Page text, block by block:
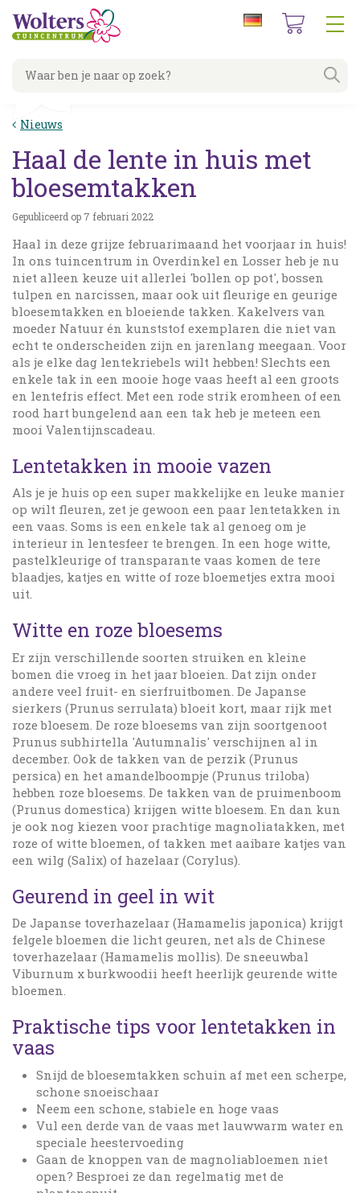
Nieuws
Haal de lente in huis met
bloesemtakken
Gepubliceerd op 7 februari 2022
Haal in deze grijze februarimaand het voorjaar in huis!
In ons tuincentrum in Overdinkel en Losser heb je nu
niet alleen keuze uit allerlei 'bollen op pot', bossen
tulpen en narcissen, maar ook uit fleurige en geurige
bloesemtakken en bloeiende takken. Kakelvers van
moeder Natuur én kunststof exemplaren die niet van
echt te onderscheiden zijn en jarenlang meegaan. Voor
als je elke dag lentekriebels wilt hebben! Slechts een
enkele tak in een mooie hoge vaas heeft al een groots
en lentefris effect. Met een rode strik eromheen of een
rood hart bungelend aan een tak heb je meteen een
mooi Valentijnscadeau.
Lentetakken in mooie vazen
Als je je huis op een super makkelijke en leuke manier
op wilt fleuren, zet je gewoon een paar lentetakken in
een vaas. Soms is een enkele tak al genoeg om je
interieur in lentesfeer te brengen. In een hoge witte,
pastelkleurige of transparante vaas komen de tere
blaadjes, katjes en witte of roze bloemetjes extra mooi
uit.
Witte en roze bloesems
Er zijn verschillende soorten struiken en kleine
bomen die vroeg in het jaar bloeien. Dat zijn onder
andere veel fruit- en sierfruitbomen. De Japanse
sierkers (Prunus serrulata) bloeit kort, maar rijk met
roze bloesem. De roze bloesems van zijn soortgenoot
Prunus subhirtella 'Autumnalis' verschijnen al in
december. Ook de takken van de perzik (Prunus
persica) en het amandelboompje (Prunus triloba)
hebben roze bloesems. De takken van de pruimenboom
(Prunus domestica) krijgen witte bloesem. En dan kun
je ook nog kiezen voor prachtige magnoliatakken, met
roze of witte bloemen, of takken met aaibare katjes van
een wilg (Salix) of hazelaar (Corylus).
Geurend in geel in wit
De Japanse toverhazelaar (Hamamelis japonica) krijgt
felgele bloemen die licht geuren, net als de Chinese
toverhazelaar (Hamamelis mollis). De sneeuwbal
Viburnum x burkwoodii heeft heerlijk geurende witte
bloemen.
Praktische tips voor lentetakken in
vaas
Snijd de bloesemtakken schuin af met een scherpe,
schone snoeischaar
Neem een schone, stabiele en hoge vaas
Vul een derde van de vaas met lauwwarm water en
speciale heestervoeding
Gaan de knoppen van de magnoliabloemen niet
open? Besproei ze dan regelmatig met de